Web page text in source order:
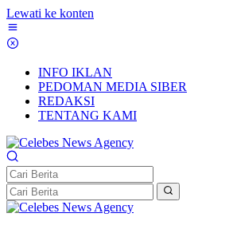
Lewati ke konten
INFO IKLAN
PEDOMAN MEDIA SIBER
REDAKSI
TENTANG KAMI